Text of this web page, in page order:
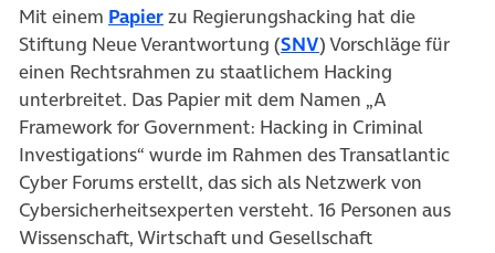
Mit einem Papier(öffnet in neuem Tab)
zu Regierungshacking hat die
Stiftung Neue Verantwortung (SNV(öffnet in neuem
) Vorschläge für
einen Rechtsrahmen zu staatlichem Hacking
unterbreitet. Das Papier mit dem Namen „A
Framework for Government: Hacking in Criminal
Investigations“ wurde im Rahmen des Transatlantic
Cyber Forums erstellt, das sich als Netzwerk von
Cybersicherheitsexperten versteht. 16 Personen aus
Wissenschaft, Wirtschaft und Gesellschaft